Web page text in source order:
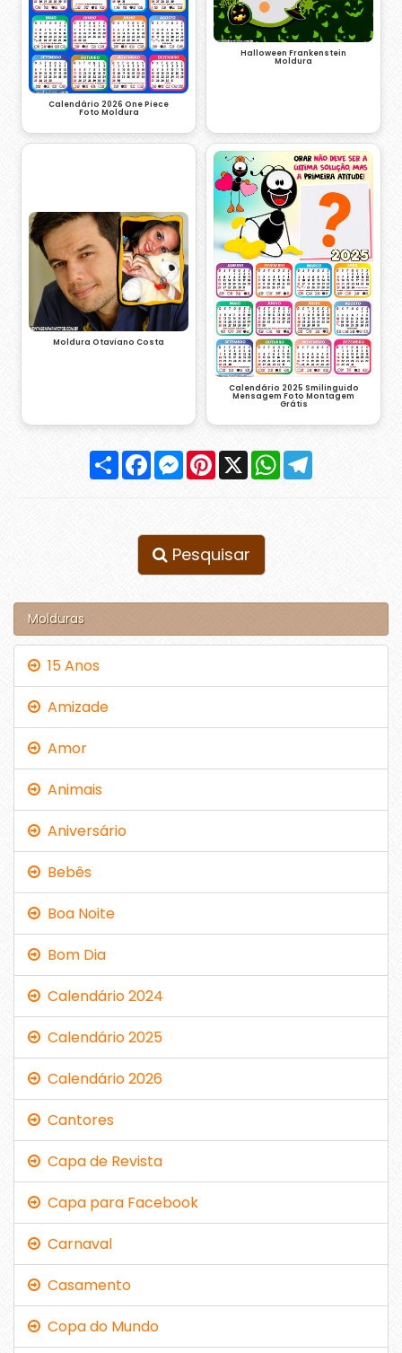
Calendário 2026 One Piece
Foto Moldura
Halloween Frankenstein
Moldura
Moldura Otaviano Costa
Calendário 2025 Smilinguido
Mensagem Foto Montagem
Grátis
Compartilhar
FacebookMessenger
Pinterest
X WhatsApp
Pesquisar
Molduras
15 Anos
Amizade
Amor
Animais
Aniversário
Bebês
Boa Noite
Bom Dia
Calendário 2024
Calendário 2025
Calendário 2026
Cantores
Capa de Revista
Capa para Facebook
Carnaval
Casamento
Copa do Mundo